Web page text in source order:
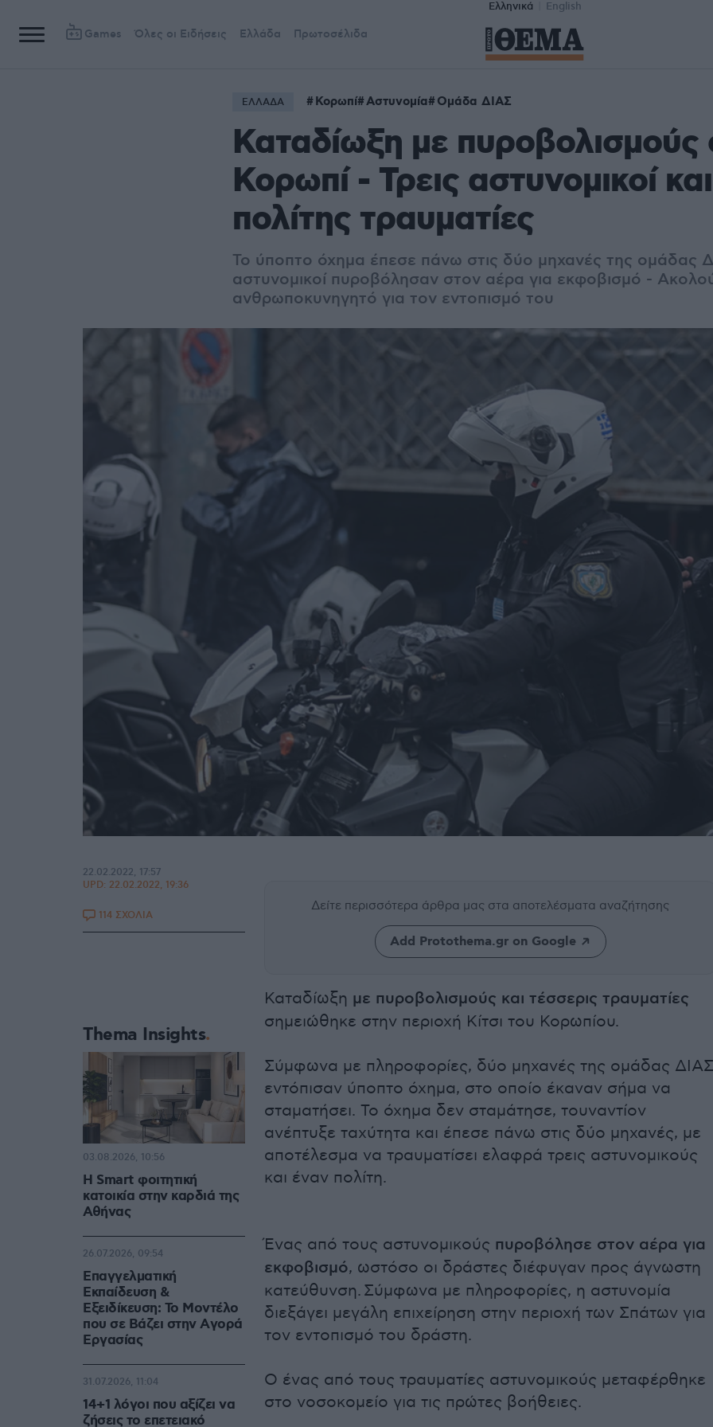
Ελληνικά English
Games Όλες οι Ειδήσεις Ελλάδα Πρωτοσέλιδα
ΕΛΛΑΔΑ Κορωπί Αστυνομία Ομάδα ΔΙΑΣ
Καταδίωξη με πυροβολισμούς
Κορωπί - Τρεις αστυνομικοί
πολίτης τραυματίες
Το ύποπτο όχημα έπεσε πάνω στις δύο μηχανές της ομάδας
αστυνομικοί πυροβόλησαν στον αέρα για εκφοβισμό -
ανθρωποκυνηγητό για τον εντοπισμό του
Δείτε περισσότερα άρθρα μας στα αποτελέσματα αναζήτησης
Add Protothema.gr on Google
Καταδίωξη με πυροβολισμούς και τέσσερις τραυματίες
σημειώθηκε στην περιοχή Κίτσι του Κορωπίου.
Σύμφωνα με πληροφορίες, δύο μηχανές της ομάδας ΔΙΑΣ
εντόπισαν ύποπτο όχημα, στο οποίο έκαναν σήμα να
σταματήσει. Το όχημα δεν σταμάτησε, τουναντίον
ανέπτυξε ταχύτητα και έπεσε πάνω στις δύο μηχανές, με
αποτέλεσμα να τραυματίσει ελαφρά τρεις αστυνομικούς
και έναν πολίτη.
Ένας από τους αστυνομικούς πυροβόλησε στον αέρα για
εκφοβισμό, ωστόσο οι δράστες διέφυγαν προς άγνωστη
κατεύθυνση. Σύμφωνα με πληροφορίες, η αστυνομία
διεξάγει μεγάλη επιχείρηση στην περιοχή των Σπάτων για
τον εντοπισμό του δράστη.
Ο ένας από τους τραυματίες αστυνομικούς μεταφέρθηκε
στο νοσοκομείο για τις πρώτες βοήθειες.
22.02.2022, 17:57
UPD: 22.02.2022, 19:36
114 ΣΧΟΛΙΑ
Thema Insights
Η Smart φοιτητική
κατοικία στην καρδιά της
Αθήνας
03.08.2026, 10:56
Επαγγελματική
Εκπαίδευση &
Εξειδίκευση: Το Mοντέλο
που σε Bάζει στην Aγορά
Eργασίας
26.07.2026, 09:54
14+1 λόγοι που αξίζει να
ζήσεις το επετειακό
31.07.2026, 11:04